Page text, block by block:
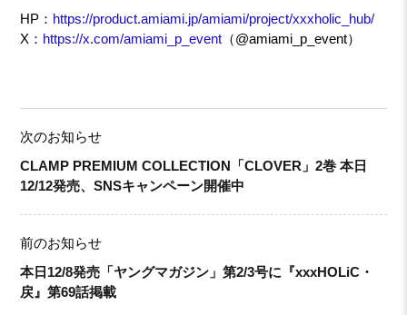
HP： https://product.amiami.jp/amiami/project/xxxholic_hub/
X： https://x.com/amiami_p_event （@amiami_p_event）
次のお知らせ
CLAMP PREMIUM COLLECTION「CLOVER」2巻 本日
12/12発売、SNSキャンペーン開催中
前のお知らせ
本日12/8発売「ヤングマガジン」第2/3号に『xxxHOLiC・
戻』第69話掲載